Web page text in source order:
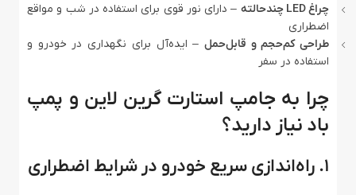
چراغ LED چندحالته
– دارای نور قوی برای استفاده در شب و مواقع
اضطراری
طراحی کم‌حجم و قابل‌حمل – ایده‌آل برای نگهداری در خودرو و
استفاده در سفر
چرا به جامپ استارت گرین لاین و پمپ
باد نیاز دارید؟
1. راه‌اندازی سریع خودرو در شرایط اضطراری